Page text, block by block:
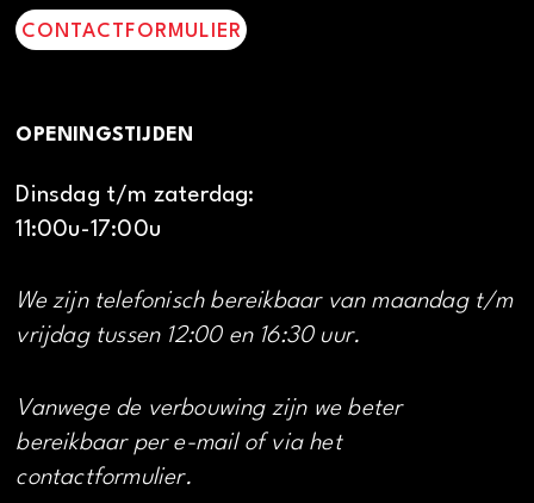
CONTACTFORMULIER
OPENINGSTIJDEN
Dinsdag t/m zaterdag:
11:00u-17:00u
We zijn telefonisch bereikbaar van maandag t/m
vrijdag tussen 12:00 en 16:30 uur.
Vanwege de verbouwing zijn we beter
bereikbaar per e-mail of via het
contactformulier.